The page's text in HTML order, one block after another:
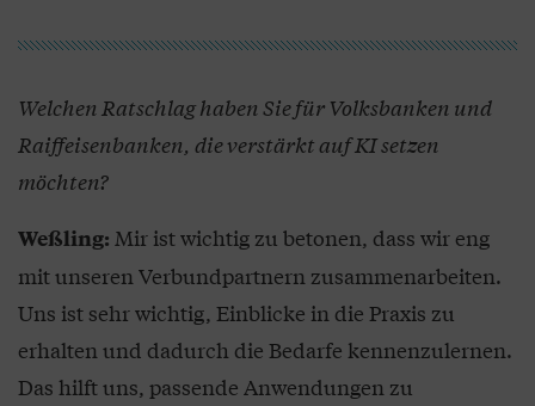
Welchen Ratschlag haben Sie für Volksbanken und
Raiffeisenbanken, die verstärkt auf KI setzen
möchten?
Weßling: Mir ist wichtig zu betonen, dass wir eng
mit unseren Verbundpartnern zusammenarbeiten.
Uns ist sehr wichtig, Einblicke in die Praxis zu
erhalten und dadurch die Bedarfe kennenzulernen.
Das hilft uns, passende Anwendungen zu